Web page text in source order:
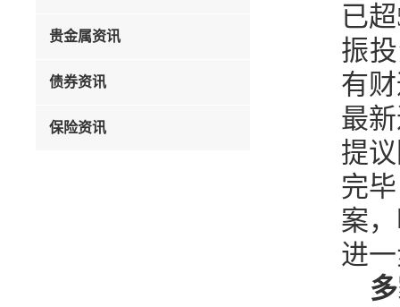
贵金属资讯
债券资讯
保险资讯
已
振
有
最
提
完
案
进